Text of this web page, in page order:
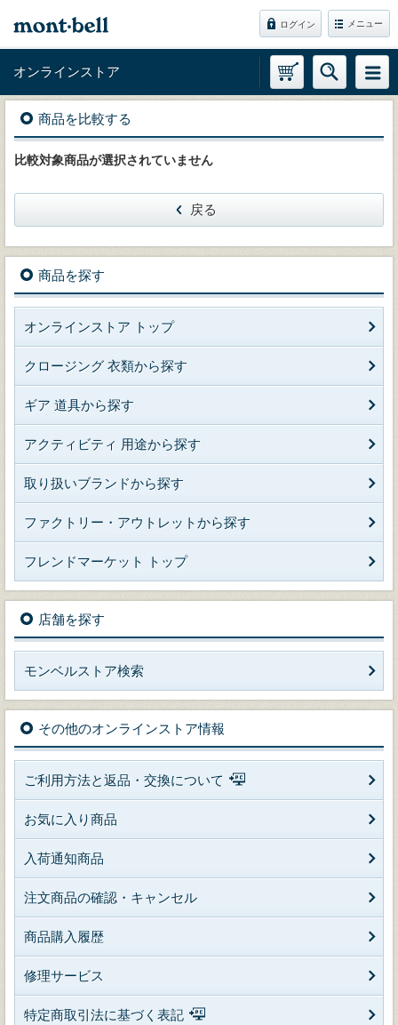
ログイン メニュー
オンラインストア
商品を比較する
比較対象商品が選択されていません
戻る
商品を探す
オンラインストア トップ
クロージング 衣類から探す
ギア 道具から探す
アクティビティ 用途から探す
取り扱いブランドから探す
ファクトリー・アウトレットから探す
フレンドマーケット トップ
店舗を探す
モンベルストア検索
その他のオンラインストア情報
ご利用方法と返品・交換について
お気に入り商品
入荷通知商品
注文商品の確認・キャンセル
商品購入履歴
修理サービス
特定商取引法に基づく表記